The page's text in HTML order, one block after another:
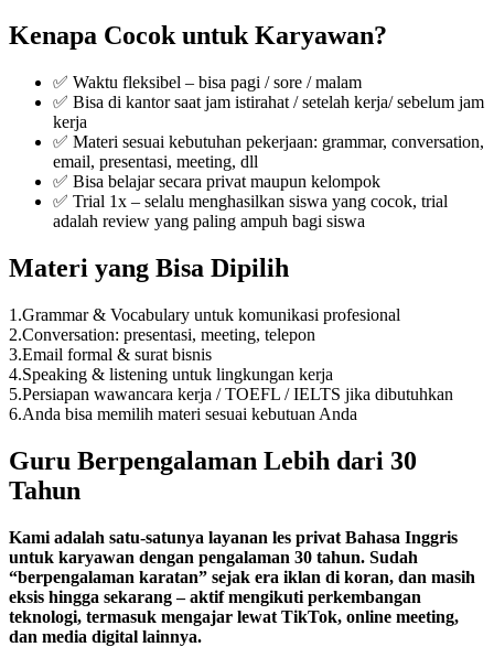
Kenapa Cocok untuk Karyawan?
✅ Waktu fleksibel – bisa pagi / sore / malam
✅ Bisa di kantor saat jam istirahat / setelah kerja/ sebelum jam
kerja
✅ Materi sesuai kebutuhan pekerjaan: grammar, conversation,
email, presentasi, meeting, dll
✅ Bisa belajar secara privat maupun kelompok
✅ Trial 1x – selalu menghasilkan siswa yang cocok, trial
adalah review yang paling ampuh bagi siswa
Materi yang Bisa Dipilih
1.Grammar & Vocabulary untuk komunikasi profesional
2.Conversation: presentasi, meeting, telepon
3.Email formal & surat bisnis
4.Speaking & listening untuk lingkungan kerja
5.Persiapan wawancara kerja / TOEFL / IELTS jika dibutuhkan
6.Anda bisa memilih materi sesuai kebutuan Anda
Guru Berpengalaman Lebih dari 30
Tahun
Kami adalah satu-satunya layanan les privat Bahasa Inggris
untuk karyawan dengan pengalaman 30 tahun. Sudah
“berpengalaman karatan” sejak era iklan di koran, dan masih
eksis hingga sekarang – aktif mengikuti perkembangan
teknologi, termasuk mengajar lewat TikTok, online meeting,
dan media digital lainnya.